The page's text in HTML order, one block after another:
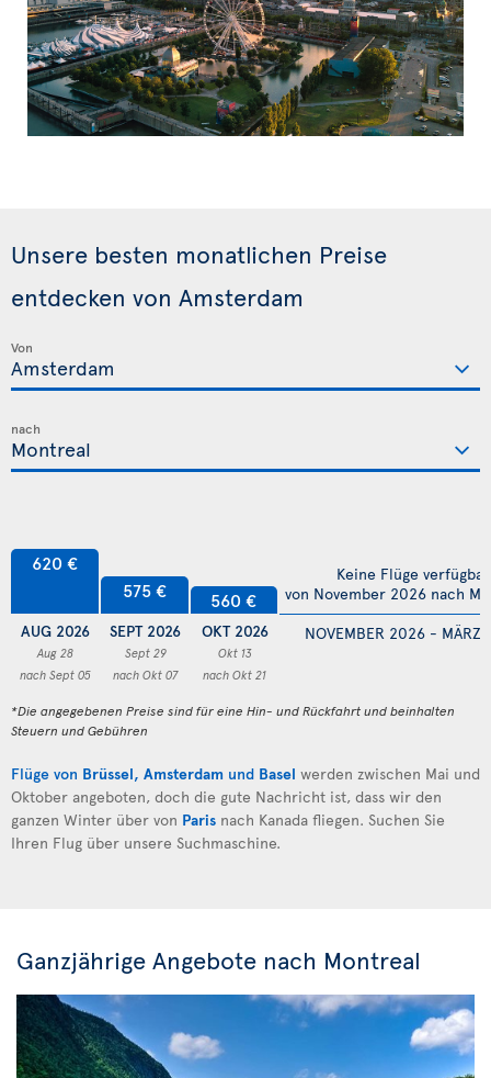
Unsere besten monatlichen Preise
entdecken von Amsterdam
Von
nach
620 €
AUG 2026
Aug 28
nach Sept 05
575 €
SEPT 2026
Sept 29
nach Okt 07
560 €
OKT 2026
Okt 13
nach Okt 21
NOVEMBER 2026 - MÄRZ
Keine Flüge verfügbar
von November 2026 nach
*Die angegebenen Preise sind für eine Hin- und Rückfahrt und beinhalten
Steuern und Gebühren
Flüge von Brüssel, Amsterdam und Basel werden zwischen Mai und
Oktober angeboten, doch die gute Nachricht ist, dass wir den
ganzen Winter über von Paris nach Kanada fliegen. Suchen Sie
Ihren Flug über unsere Suchmaschine.
Ganzjährige Angebote nach Montreal